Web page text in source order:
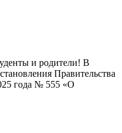
и родители! В
Правительства
года № 555 «О